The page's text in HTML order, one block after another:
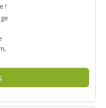
!